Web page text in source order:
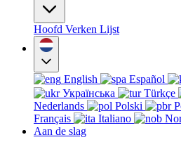
Hoofd Verken Lijst
English Español
Українська
Türkçe
Nederlands
Polski
Français
Italiano
Aan de slag